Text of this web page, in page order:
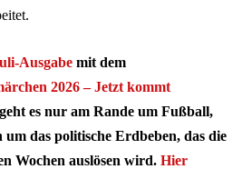
Ausgabe mit dem
2026 – Jetzt kommt
geht es nur am Rande um Fußball,
das politische Erdbeben, das die
Wochen auslösen wird. Hier